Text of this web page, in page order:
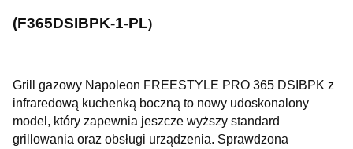
(F365DSIBPK-1-PL)
Grill gazowy Napoleon FREESTYLE PRO 365 DSIBPK z
infraredową kuchenką boczną to nowy udoskonalony
model, który zapewnia jeszcze wyższy standard
grillowania oraz obsługi urządzenia. Sprawdzona